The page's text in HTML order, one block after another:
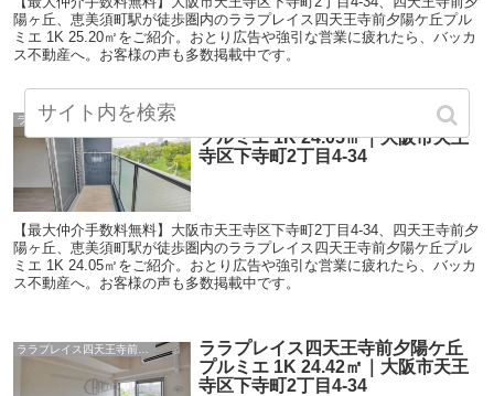
陽ヶ丘、恵美須町駅が徒歩圏内のララプレイス四天王寺前夕陽ケ丘プル
ミエ 1K 25.20㎡をご紹介。おとり広告や強引な営業に疲れたら、バッカ
ス不動産へ。お客様の声も多数掲載中です。
ララプレイス四天王寺前夕陽ケ丘プルミエ
ララプレイス四天王寺前夕陽ケ丘
プルミエ 1K 24.05㎡｜大阪市天王
寺区下寺町2丁目4-34
【最大仲介手数料無料】大阪市天王寺区下寺町2丁目4-34、四天王寺前夕
陽ヶ丘、恵美須町駅が徒歩圏内のララプレイス四天王寺前夕陽ケ丘プル
ミエ 1K 24.05㎡をご紹介。おとり広告や強引な営業に疲れたら、バッカ
ス不動産へ。お客様の声も多数掲載中です。
ララプレイス四天王寺前夕陽ケ丘
プルミエ 1K 24.42㎡｜大阪市天王
寺区下寺町2丁目4-34